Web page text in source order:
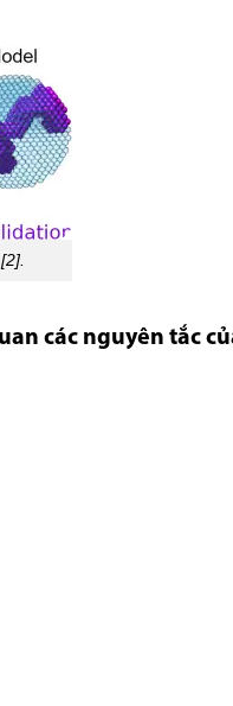
các nguyên tắc